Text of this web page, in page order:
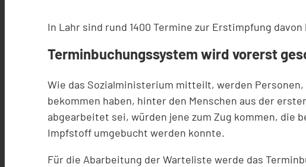
In Lahr sind rund 1400 Termine zur Erstimpfung
Terminbuchungssystem wird vorerst
Wie das Sozialministerium mitteilt, werden Personen,
bekommen haben, hinter den Menschen aus der
abgearbeitet sei, würden jene zum Zug kommen, die
Impfstoff umgebucht werden konnte.
Für die Abarbeitung der Warteliste werde das